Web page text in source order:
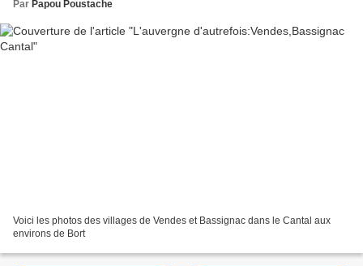
Par Papou Poustache
Voici les photos des villages de Vendes et Bassignac dans le Cantal aux
environs de Bort